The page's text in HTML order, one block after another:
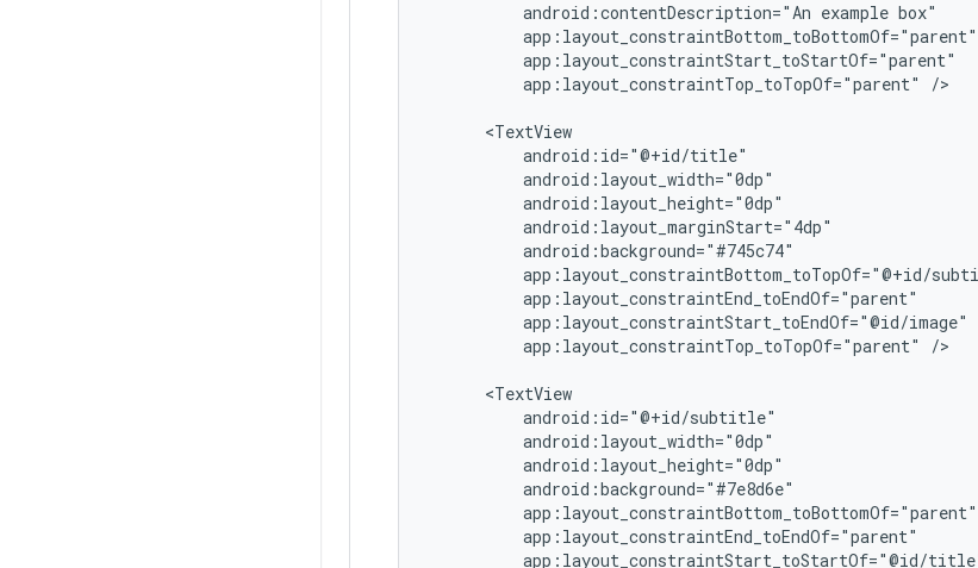
android:contentDescription="An example
app:layout_constraintTop_toTopOf="parent"
/>
app:layout_constraintTop_toTopOf="parent"
/>